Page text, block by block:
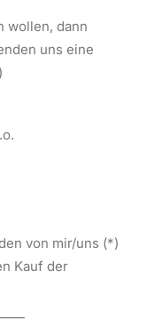
wollen, dann
uns eine
von mir/uns (*)
Kauf der